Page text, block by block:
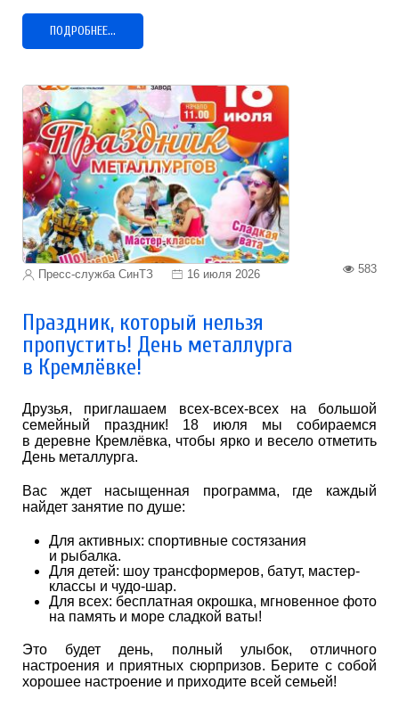
ПОДРОБНЕЕ...
Пресс-служба СинТЗ 16 июля 2026 583
Праздник, который нельзя
пропустить! День металлурга
в Кремлёвке!
Друзья, приглашаем всех-всех-всех на большой
семейный праздник! 18 июля мы собираемся
в деревне Кремлёвка, чтобы ярко и весело отметить
День металлурга.
Вас ждет насыщенная программа, где каждый
найдет занятие по душе:
Для активных: спортивные состязания
и рыбалка.
Для детей: шоу трансформеров, батут, мастер-
классы и чудо-шар.
Для всех: бесплатная окрошка, мгновенное фото
на память и море сладкой ваты!
Это будет день, полный улыбок, отличного
настроения и приятных сюрпризов. Берите с собой
хорошее настроение и приходите всей семьей!